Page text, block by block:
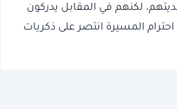
لكنهم في المقابل يدركون
المسيرة انتصر على ذكريات